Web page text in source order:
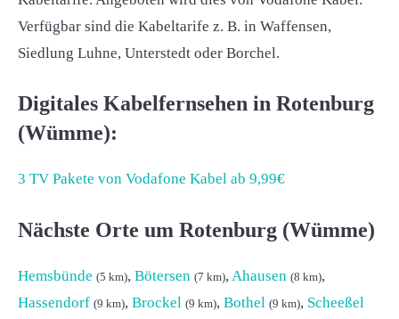
Verfügbar sind die Kabeltarife z. B. in Waffensen,
Siedlung Luhne, Unterstedt oder Borchel.
Digitales Kabelfernsehen in Rotenburg
(Wümme):
3 TV Pakete von Vodafone Kabel ab 9,99€
Nächste Orte um Rotenburg (Wümme)
Hemsbünde (5 km), Bötersen (7 km), Ahausen (8 km),
Hassendorf (9 km), Brockel (9 km), Bothel (9 km), Scheeßel